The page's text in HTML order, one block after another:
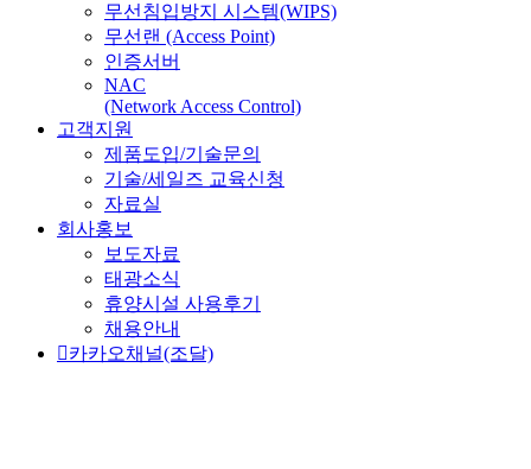
무선침입방지 시스템(WIPS)
무선랜 (Access Point)
인증서버
NAC
(Network Access Control)
고객지원
제품도입/기술문의
기술/세일즈 교육신청
자료실
회사홍보
보도자료
태광소식
휴양시설 사용후기
채용안내
카카오채널(조달)